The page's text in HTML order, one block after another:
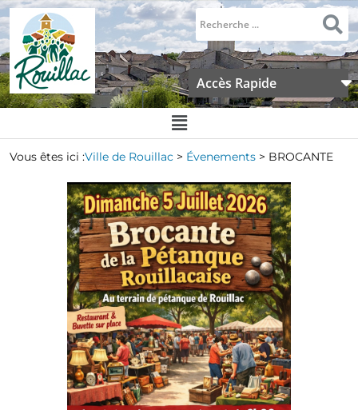
Accès Rapide
Vous êtes ici :Ville de Rouillac > Évenements > BROCANTE